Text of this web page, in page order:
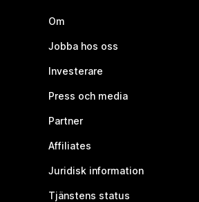
Om
Jobba hos oss
Investerare
Press och media
Partner
Affiliates
Juridisk information
Tjänstens status